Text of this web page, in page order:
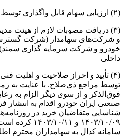
(۲) ارزیابی سهام قابل واگذاری توسط کارشناسان رسمی ذی‌صلاح.
(۳) دریافت مصوبات لازم از هیئت
و شرکت‌های سهامدار (شرکت گسترش
خودرو و شرکت سرمایه گذاری سمند)
داخلی
(۴) تأیید و احراز صلاحیت و اهلیت
توسط مراجع ذی‌صلاح. با عنایت به
فوق‌الذکر و از سوی دیگر الزام به
صنعتی ایران خودرو اقدام به انتشار
شناسایی متقاضیان خرید در
۱۴۰۳/۱۰/۰۹ و
سامانه کدال به سهامداران محترم